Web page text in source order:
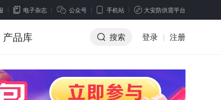
电子杂志 公众号 手机站 大安防供需平台
产品库 搜索 登录 | 注册